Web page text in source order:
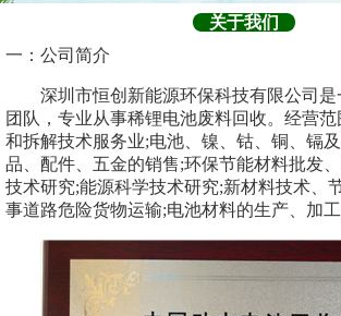
关于我们
一：公司简介
深圳市恒创新能源环保科技有限公司
团队，专业从事稀锂电池废料回收。经营
和拆解技术服务业;电池、镍、钴、铜、镉
品、配件、五金的销售;环保节能材料批发
技术研究;能源科学技术研究;新材料技术、
事道路危险货物运输;电池材料的生产、加工